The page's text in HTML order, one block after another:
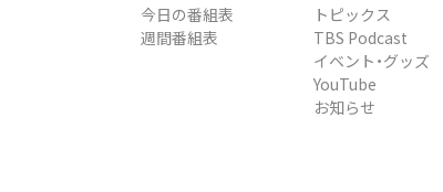
今日の番組表
週間番組表
トピックス
TBS Podcast
イベント・グッズ
YouTube
お知らせ